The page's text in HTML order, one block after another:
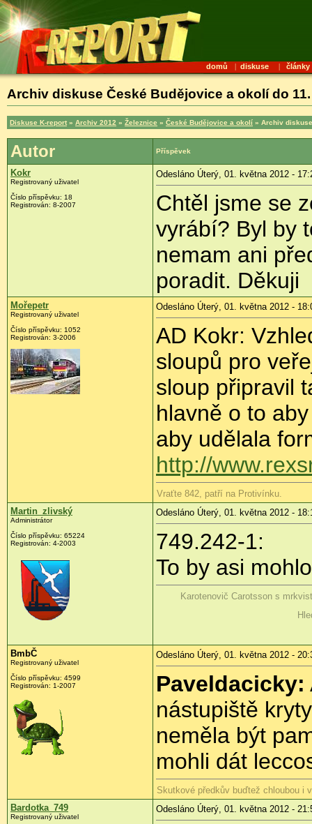
domů | diskuse | články
Archiv diskuse České Budějovice a okolí do 11.
Diskuse K-report » Archiv 2012 » Železnice » České Budějovice a okolí » Archiv
Autor Příspěvek
Kokr
Registrovaný uživatel
Číslo příspěvku: 18
Registrován: 8-2007
Odesláno Úterý, 01. května 2012 -
Chtěl jsme se
vyrábí? Byl by
nemam ani
poradit. Děkuji
Mořepetr
Registrovaný uživatel
Číslo příspěvku: 1052
Registrován: 3-2006
Odesláno Úterý, 01. května 2012 -
AD Kokr:
sloupů pro
sloup připravil
hlavně o to
aby udělala
http://
Vraťte 842, patří na Protivínku.
Martin_zlivský
Administrátor
Číslo příspěvku: 65224
Registrován: 4-2003
Odesláno Úterý, 01. května 2012 -
749.242-1:
To by asi
Karotenovič Carotsson s
BmbČ
Registrovaný uživatel
Číslo příspěvku: 4599
Registrován: 1-2007
Odesláno Úterý, 01. května 2012 -
Paveldacicky:
nástupiště
neměla být
mohli dát
Skutkové předkův buďtež chloubou i
Bardotka_749
Registrovaný uživatel
Odesláno Úterý, 01. května 2012 -